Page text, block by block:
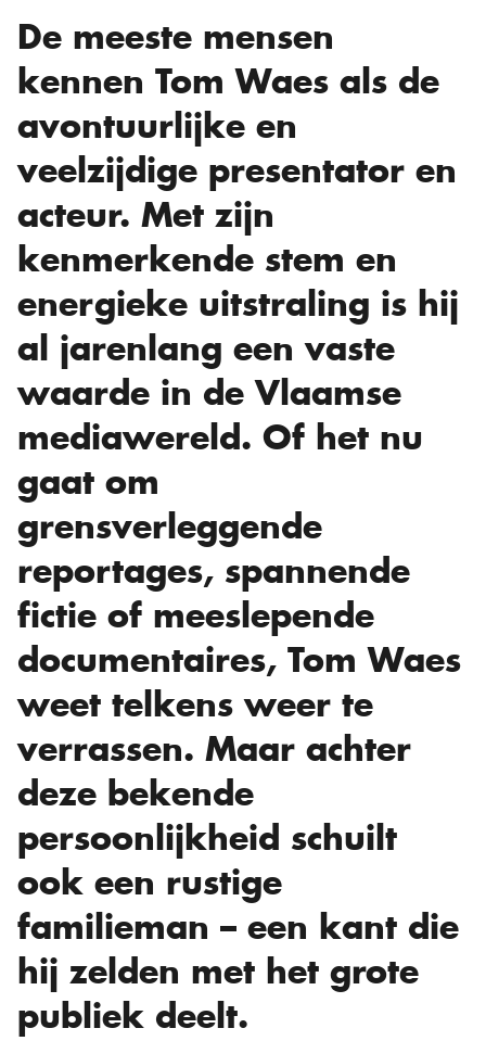
De meeste mensen
kennen Tom Waes als de
avontuurlijke en
veelzijdige presentator en
acteur. Met zijn
kenmerkende stem en
energieke uitstraling is hij
al jarenlang een vaste
waarde in de Vlaamse
mediawereld. Of het nu
gaat om
grensverleggende
reportages, spannende
fictie of meeslepende
documentaires, Tom Waes
weet telkens weer te
verrassen. Maar achter
deze bekende
persoonlijkheid schuilt
ook een rustige
familieman – een kant die
hij zelden met het grote
publiek deelt.